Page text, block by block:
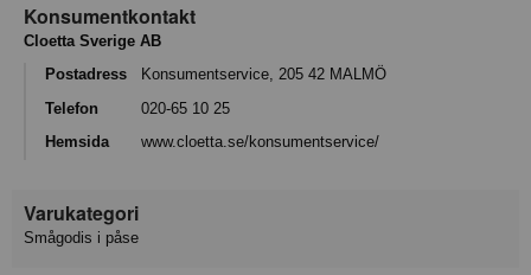
Konsumentkontakt
Cloetta Sverige AB
Postadress
Konsumentservice, 205 42 MALMÖ
Telefon
020-65 10 25
Hemsida
www.cloetta.se/konsumentservice/
Varukategori
Smågodis i påse